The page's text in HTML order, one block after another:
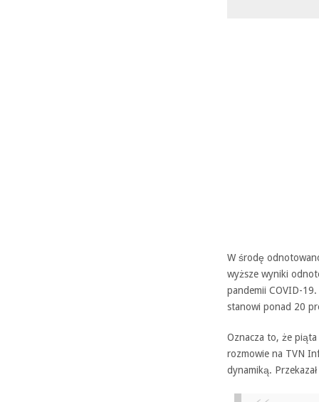
W środę
wyższe wyniki
pandemii COVID-19.
stanowi ponad 20
Oznacza to, że
rozmowie na TVN
dynamiką.